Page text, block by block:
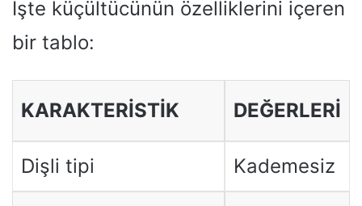
İşte küçültücünün özelliklerini içeren
bir tablo:
KARAKTERISTIK DEĞERLERI
Dişli tipi Kademesiz